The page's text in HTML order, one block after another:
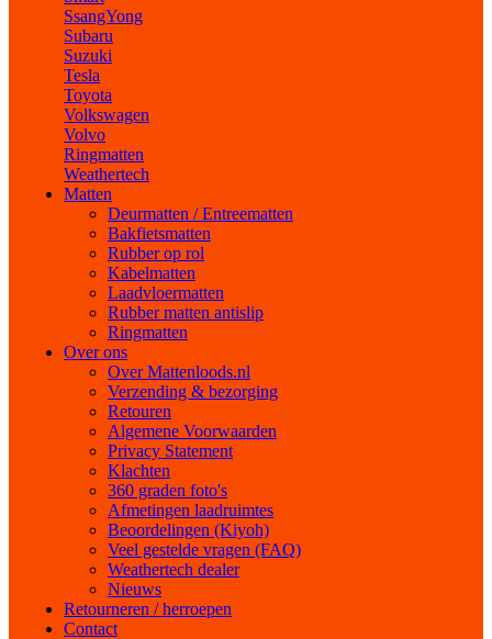
SsangYong
Subaru
Suzuki
Tesla
Toyota
Volkswagen
Volvo
Ringmatten
Weathertech
Matten
Deurmatten / Entreematten
Bakfietsmatten
Rubber op rol
Kabelmatten
Laadvloermatten
Rubber matten antislip
Ringmatten
Over ons
Over Mattenloods.nl
Verzending & bezorging
Retouren
Algemene Voorwaarden
Privacy Statement
Klachten
360 graden foto's
Afmetingen laadruimtes
Beoordelingen (Kiyoh)
Veel gestelde vragen (FAQ)
Weathertech dealer
Nieuws
Retourneren / herroepen
Contact